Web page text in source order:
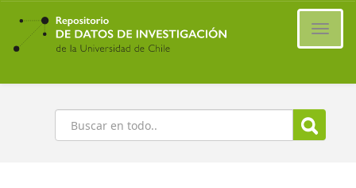
Ir
contenido
principal
Buscar